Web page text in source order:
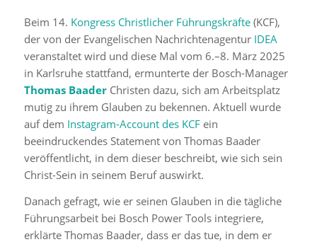
Beim 14. Kongress Christlicher Führungskräfte(KCF),
der von der Evangelischen Nachrichtenagentur IDEA
veranstaltet wird und diese Mal vom 6.–8. März 2025
in Karlsruhe stattfand, ermunterte der Bosch-Manager
Thomas BaaderChristen dazu, sich am Arbeitsplatz
mutig zu ihrem Glauben zu bekennen. Aktuell wurde
auf dem Instagram-Account des KCFein
beeindruckendes Statement von Thomas Baader
veröffentlicht, in dem dieser beschreibt, wie sich sein
Christ-Sein in seinem Beruf auswirkt.
Danach gefragt, wie er seinen Glauben in die tägliche
Führungsarbeit bei Bosch Power Tools integriere,
erklärte Thomas Baader, dass er das tue, in dem er